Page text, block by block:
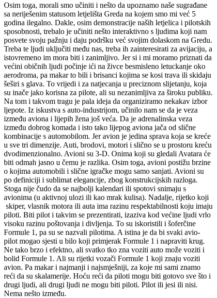
Osim toga, morali smo učiniti i nešto da upoznamo naše sugrađane
sa neriješenim statusom letjelišta Greda na kojem smo mi već 5
godina ilegalno. Dakle, osim demonstracije naših letjelica i pilotskih
sposobnosti, trebalo je učiniti nešto interaktivno s ljudima koji nam
posvete svoju pažnju i daju podršku već svojim dolaskom na Gredu.
Treba te ljudi uključiti među nas, treba ih zainteresirati za avijaciju, a
istovremeno im mora biti i zanimljivo. Jer si i mi moramo priznati da
većini običnih ljudi počinje ići na živce besmisleno letuckanje oko
aerodroma, pa makar to bili i brisanci kojima se kosi trava ili skidaju
šeširi s glava. To vrijedi i za natjecanja u preciznom slijetanju, koja
su inače jako korisna za pilote, ali su nezanimljiva za široku publiku.
Na tom i takvom tragu je pala ideja da organiziramo nekakav izbor
ljepote. Iz iskustva s auto-industrijom, učinilo nam se da je veza
između aviona i lijepih žena još veća. Da je adrenalinska veza
između dobrog komada i isto tako lijepog aviona jača od slične
kombinacije s automobilom. Jer avion je jedina sprava koja se kreće
u sve tri dimenzije. Auti, brodovi, motori i slično se u prostoru kreću
dvodimenzionalno. Avioni su 3-D. Onima koji su gledali Avatara će
biti odmah jasno u čemu je razlika. Osim toga, avioni postižu brzine
o kojima automobili i slične igračke mogu samo sanjati. Avioni su
po definiciji i sublimat elegancije, zbog konstrukcijskih razloga.
Stoga nije čudo da se najbolji kalendari ili spotovi snimaju s
avionima (u aktivnoj ulozi ili kao mrak kulisa). Nadalje, rijetko koji
skiper, vlasnik motora ili auta ima razinu respektabilnosti koju imaju
piloti. Biti pilot i takvim se prezentirati, izaziva kod većine ljudi vrlo
visoku razinu poštovanja i divljenja. To su iskoristili i šoferčine
Formule 1, pa su se nazvali pilotima. A istina je da bi svaki avio-
pilot mogao sjesti u bilo koji primjerak Formule 1 i napraviti krug.
Ne tako brzo i efektno, ali svatko tko zna voziti auto može voziti i
bolid Formule 1. Ali su rijetki vozači Formule 1 koji znaju voziti
avion. Pa makar i najmanji i najsmješniji, za koje mi sami znamo
reći da su skalamerije. Hoću reći da piloti mogu biti gotovo sve što i
drugi ljudi, ali drugi ljudi ne mogu biti piloti. Pilot ili jesi ili nisi.
Nema nešto između.